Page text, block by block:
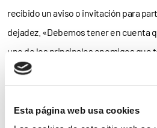
Esta página web usa cookies
recibido un aviso o invitación para
dejadez. «Debemos tener en cuenta
uno de los principales enemigos que
este tipo de cáncer, ya que no se
fase avanzada de la enfermedad»,
Franco.